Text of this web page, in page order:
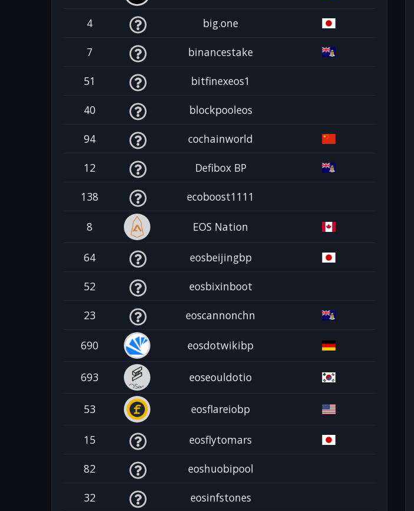
4 big.one
7 binancestake
51 bitfinexeos1
40 blockpooleos
94 cochainworld
12 Defibox BP
138 ecoboost1111
8 EOS Nation
64 eosbeijingbp
52 eosbixinboot
23 eoscannonchn
690 eosdotwikibp
693 eoseouldotio
53 eosflareiobp
15 eosflytomars
82 eoshuobipool
32 eosinfstones